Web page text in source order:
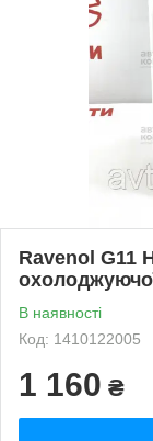
Ravenol G11
В наявності
Код: 1410122005
1 160 ₴